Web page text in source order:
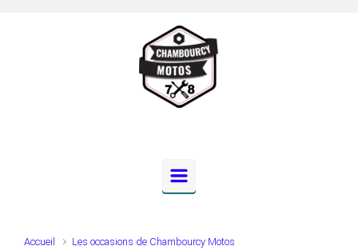
Accueil
Les occasions de Chambourcy Motos